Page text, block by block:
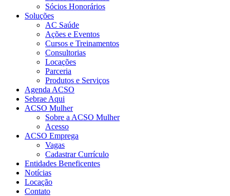
Sócios Honorários
Soluções
AC Saúde
Ações e Eventos
Cursos e Treinamentos
Consultorias
Locações
Parceria
Produtos e Serviços
Agenda ACSO
Sebrae Aqui
ACSO Mulher
Sobre a ACSO Mulher
Acesso
ACSO Emprega
Vagas
Cadastrar Currículo
Entidades Beneficentes
Notícias
Locação
Contato